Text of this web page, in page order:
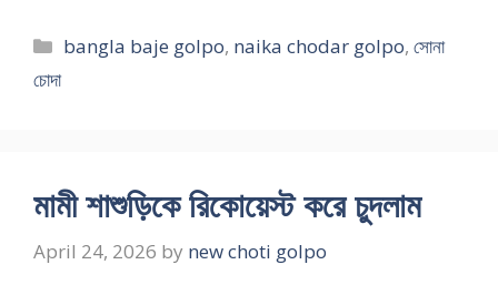
Categories
bangla baje golpo, naika chodar golpo,সোনা
চোদা
মামী শাশুড়িকে রিকোয়েস্ট করে চুদলাম
April 24, 2026 by new choti golpo